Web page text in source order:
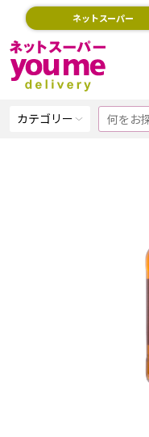
ネットスーパー
カテゴリー